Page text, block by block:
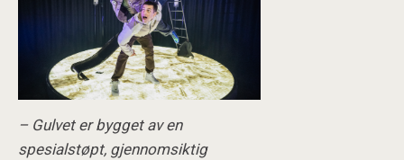
– Gulvet er bygget av en
spesialstøpt, gjennomsiktig